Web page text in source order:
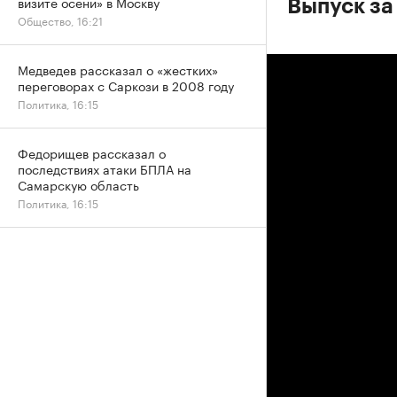
Выпуск
Общество, 16:21
Медведев рассказал о «жестких»
переговорах с Саркози в 2008 году
Политика, 16:15
Федорищев рассказал о
последствиях атаки БПЛА на
Самарскую область
Политика, 16:15